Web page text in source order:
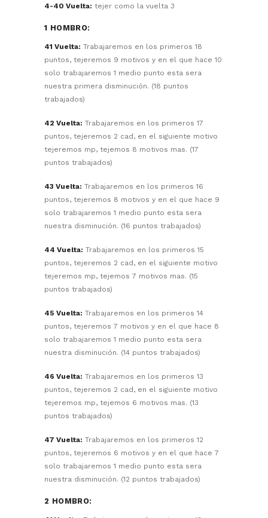
4-40 Vuelta: tejer como la vuelta 3
1 HOMBRO:
41 Vuelta: Trabajaremos en los primeros 18
puntos, tejeremos 9 motivos y en el que hace 10
solo trabajaremos 1 medio punto esta sera
nuestra primera disminución. (18 puntos
trabajados)
42 Vuelta: Trabajaremos en los primeros 17
puntos, tejeremos 2 cad, en el siguiente motivo
tejeremos mp, tejemos 8 motivos mas. (17
puntos trabajados)
43 Vuelta: Trabajaremos en los primeros 16
puntos, tejeremos 8 motivos y en el que hace 9
solo trabajaremos 1 medio punto esta sera
nuestra disminución. (16 puntos trabajados)
44 Vuelta: Trabajaremos en los primeros 15
puntos, tejeremos 2 cad, en el siguiente motivo
tejeremos mp, tejemos 7 motivos mas. (15
puntos trabajados)
45 Vuelta: Trabajaremos en los primeros 14
puntos, tejeremos 7 motivos y en el que hace 8
solo trabajaremos 1 medio punto esta sera
nuestra disminución. (14 puntos trabajados)
46 Vuelta: Trabajaremos en los primeros 13
puntos, tejeremos 2 cad, en el siguiente motivo
tejeremos mp, tejemos 6 motivos mas. (13
puntos trabajados)
47 Vuelta: Trabajaremos en los primeros 12
puntos, tejeremos 6 motivos y en el que hace 7
solo trabajaremos 1 medio punto esta sera
nuestra disminución. (12 puntos trabajados)
2 HOMBRO: